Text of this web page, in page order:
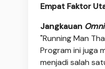
Empat Faktor
Jangkauan
"Running Man
Program ini juga
menjadi salah